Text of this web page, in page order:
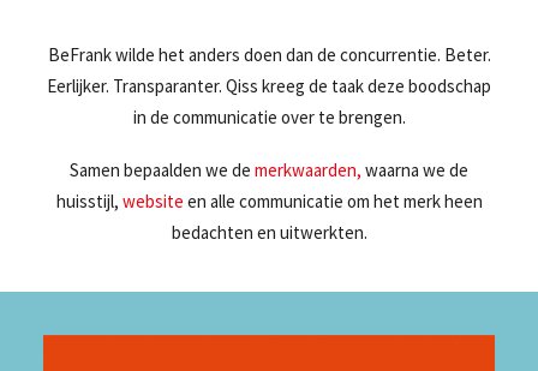
BeFrank wilde het anders doen dan de concurrentie. Beter.
Eerlijker. Transparanter. Qiss kreeg de taak deze boodschap
in de communicatie over te brengen.
Samen bepaalden we de merkwaarden, waarna we de
huisstijl, website en alle communicatie om het merk heen
bedachten en uitwerkten.